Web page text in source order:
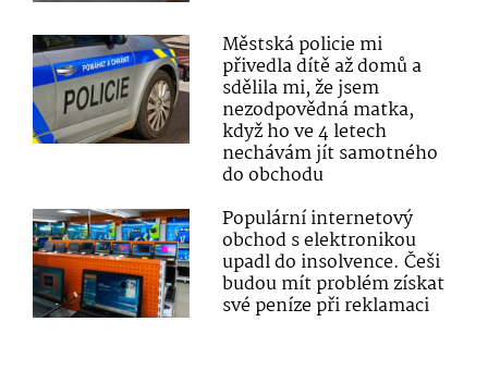
Městská policie mi
přivedla dítě až domů a
sdělila mi, že jsem
nezodpovědná matka,
když ho ve 4 letech
nechávám jít samotného
do obchodu
Populární internetový
obchod s elektronikou
upadl do insolvence. Češi
budou mít problém získat
své peníze při reklamaci